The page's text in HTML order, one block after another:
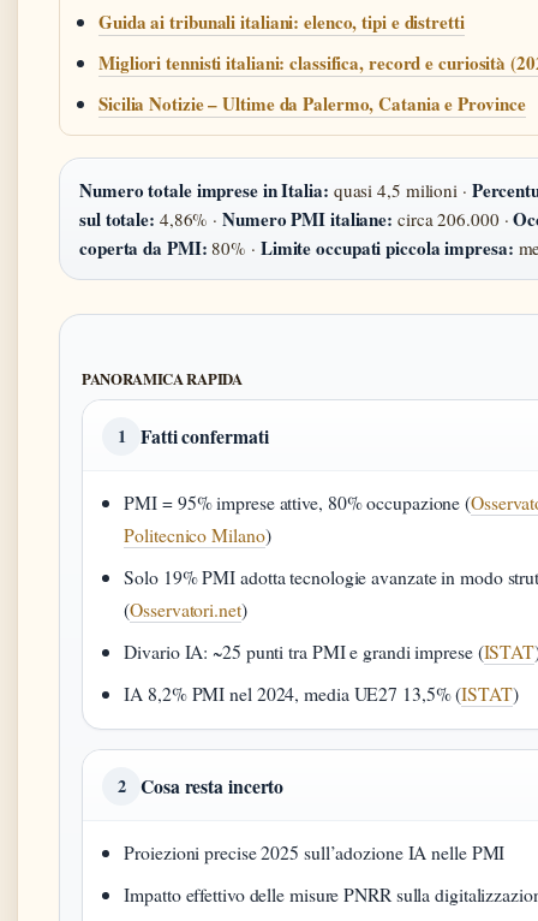
Guida ai tribunali italiani: elenco, tipi e distretti
Migliori tennisti italiani: classifica, record e curiosità
Sicilia Notizie – Ultime da Palermo, Catania e Province
Numero totale imprese in Italia: quasi 4,5 milioni ·
sul totale: 4,86% ·Numero PMI italiane: circa 206.000 ·
coperta da PMI: 80% · Limite occupati piccola impresa:
PANORAMICA RAPIDA
1 Fatti confermati
PMI = 95% imprese attive, 80% occupazione (
Politecnico Milano)
Solo 19% PMI adotta tecnologie avanzate in modo
(Osservatori.net)
Divario IA: ~25 punti tra PMI e grandi imprese (ISTAT
IA 8,2% PMI nel 2024, media UE27 13,5% (ISTAT)
2 Cosa resta incerto
Proiezioni precise 2025 sull’adozione IA nelle PMI
Impatto effettivo delle misure PNRR sulla